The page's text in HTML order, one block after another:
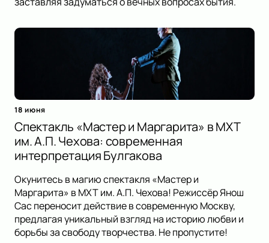
18 июня
Спектакль «Мастер и Маргарита» в МХТ
им. А.П. Чехова: современная
интерпретация Булгакова
Окунитесь в магию спектакля «Мастер и
Маргарита» в МХТ им. А.П. Чехова! Режиссёр Янош
Сас переносит действие в современную Москву,
предлагая уникальный взгляд на историю любви и
борьбы за свободу творчества. Не пропустите!